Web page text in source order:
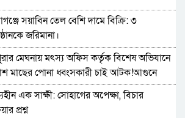
সয়াবিন তেল বেশি দামে বিক্রি: ৩
জরিমানা।
মেঘনায় মৎস্য অফিস কর্তৃক বিশেষ অভিযানে
মাছের পোনা ধ্বংসকারী চাই আটক!আগুনে
ধ্বংস
এক সাক্ষী: সোহাগের অপেক্ষা, বিচার
প্রশ্ন